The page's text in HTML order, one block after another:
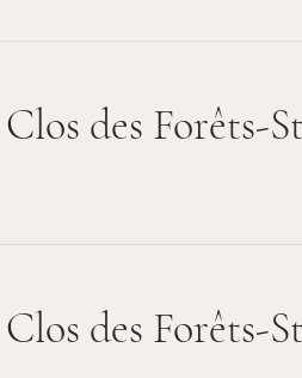
des Forêts-
des Forêts-